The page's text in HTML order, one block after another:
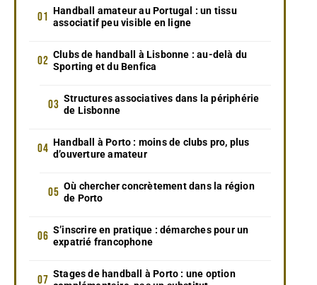
Handball amateur au Portugal : un tissu
associatif peu visible en ligne
Clubs de handball à Lisbonne : au-delà du
Sporting et du Benfica
Structures associatives dans la périphérie
de Lisbonne
Handball à Porto : moins de clubs pro, plus
d’ouverture amateur
Où chercher concrètement dans la région
de Porto
S’inscrire en pratique : démarches pour un
expatrié francophone
Stages de handball à Porto : une option